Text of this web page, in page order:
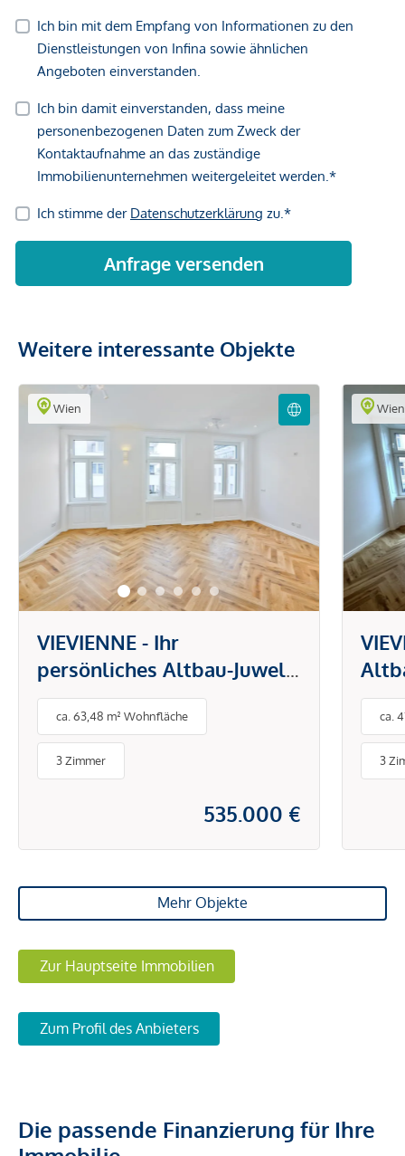
Weitere interessante Objekte
Wien
VIEVIENNE - Ihr
persönliches Altbau-Juwel:
3 Zimmer und eine Loggia
ca. 63,48 m² Wohnfläche
3 Zimmer
535.000 €
Wien
mit
ca.
3
Mehr Objekte
Zur Hauptseite Immobilien
Zum Profil des Anbieters
Die passende Finanzierung für Ihre